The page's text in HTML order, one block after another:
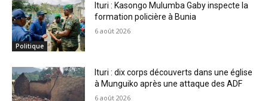
Politique
Ituri : Kasongo Mulumba Gaby inspecte la
formation policière à Bunia
6 août 2026
Ituri : dix corps découverts dans une église
à Munguiko après une attaque des ADF
6 août 2026